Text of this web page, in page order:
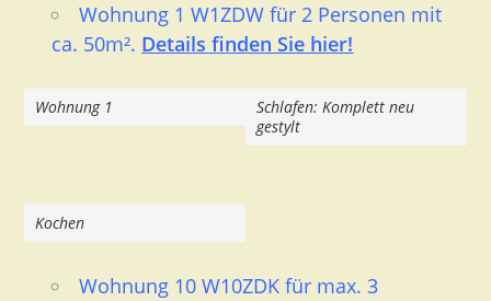
Wohnung 1 W1ZDW für 2 Personen mit
ca. 50m². Details finden Sie hier!
Wohnung 1
Schlafen: Komplett neu
gestylt
Kochen
Wohnung 10 W10ZDK für max. 3